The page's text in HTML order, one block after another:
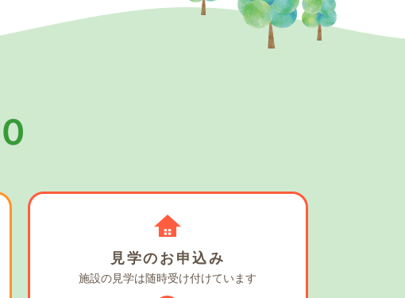
見学のお申込み
施設の見学は随時受け付けています